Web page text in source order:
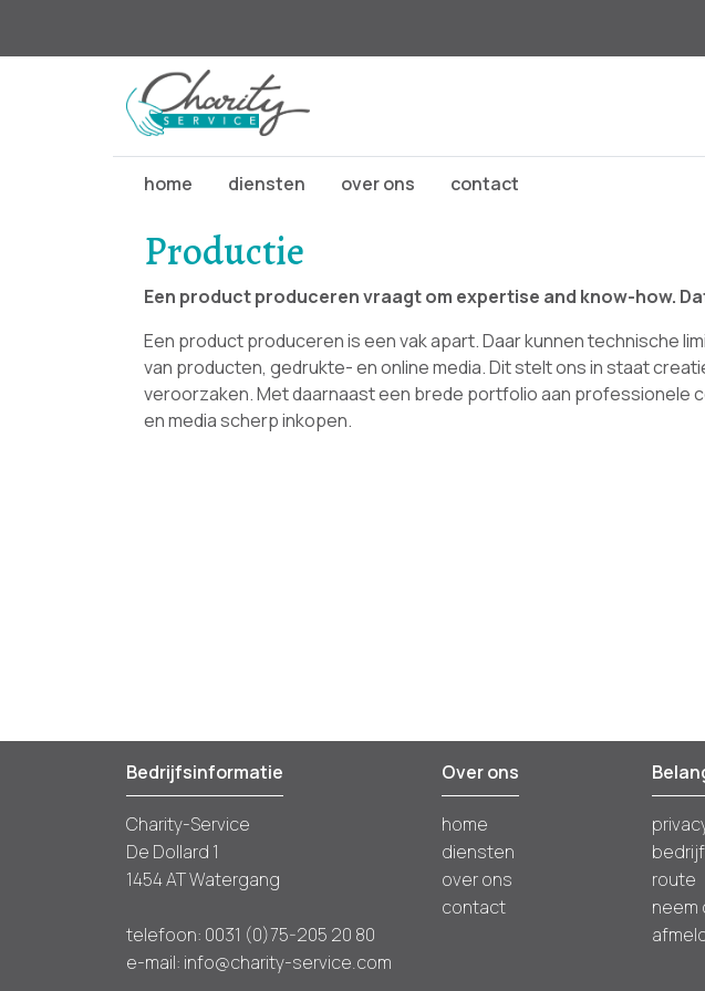
home diensten over ons contact
Productie
Een product produceren vraagt om expertise and know-how.
Een product produceren is een vak apart. Daar kunnen technische
van producten, gedrukte- en online media. Dit stelt ons in staat
veroorzaken. Met daarnaast een brede portfolio aan professionele
en media scherp inkopen.
Bedrijfsinformatie
Charity-Service
De Dollard 1
1454 AT Watergang
telefoon: 0031 (0)75-205 20 80
e-mail: info@charity-service.com
Over ons
home
diensten
over ons
contact
route
neem